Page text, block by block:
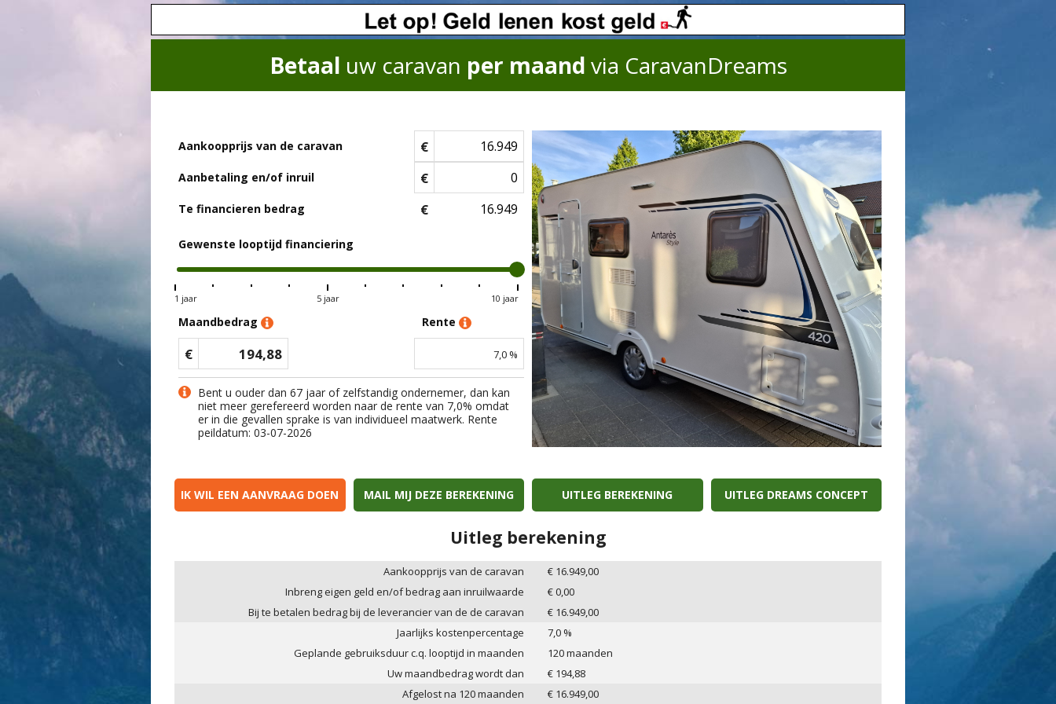
Betaal uw caravan per maand via CaravanDreams
Aankoopprijs van de caravan €
Aanbetaling en/of inruil €
Te financieren bedrag €
Gewenste looptijd financiering
1 jaar 5 jaar 10 jaar
Maandbedrag
€ 194,88
Rente
7,0 %
Bent u ouder dan 67 jaar of zelfstandig ondernemer, dan kan
niet meer gerefereerd worden naar de rente van 7,0% omdat
er in die gevallen sprake is van individueel maatwerk. Rente
peildatum: 03-07-2026
IK WIL EEN AANVRAAG DOEN MAIL MIJ DEZE BEREKENING UITLEG BEREKENING UITLEG DREAMS CONCEPT
Uitleg berekening
Aankoopprijs van de caravan € 16.949,00
Inbreng eigen geld en/of bedrag aan inruilwaarde
€0,00
Bij te betalen bedrag bij de leverancier van de de caravan
€ 16.949,00
Jaarlijks kostenpercentage
7,0 %
Geplande gebruiksduur c.q. looptijd in maanden
120maanden
Uw maandbedrag wordt dan
€ 194,88
Afgelost na 120maanden € 16.949,00